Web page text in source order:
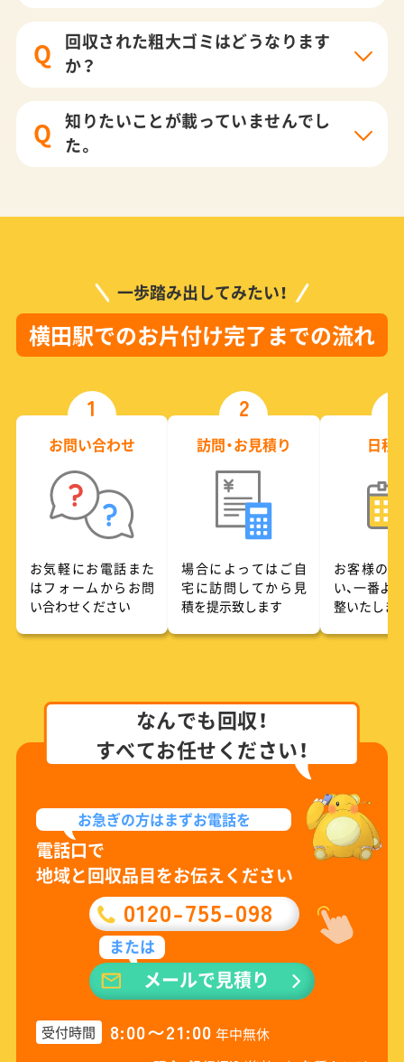
Q
回収された粗大ゴミはどうなります
か？
Q
知りたいことが載っていませんでし
た。
一歩踏み出してみたい！
横田駅でのお片付け完了までの流れ
1
お問い合わせ
お気軽にお電話また
はフォームからお問
い合わせください
2
訪問・お見積り
場合によってはご自
宅に訪問してから見
積を提示致します
日程
お客様の
い、一番よ
整いたしま
なんでも回収！
すべてお任せください！
お急ぎの方はまずお電話を
電話口で
地域と回収品目をお伝えください
0120-755-098
または
メールで見積り
受付時間 8:00〜21:00 年中無休